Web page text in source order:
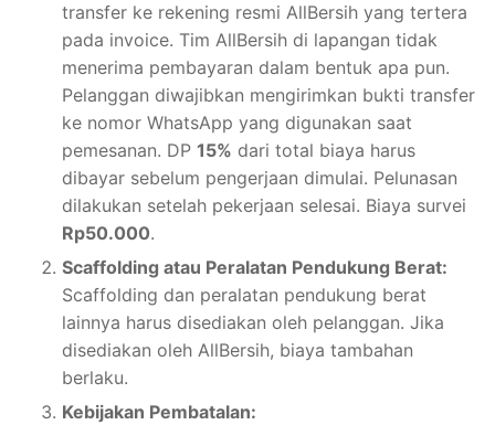
transfer ke rekening resmi AllBersih yang tertera
pada invoice. Tim AllBersih di lapangan tidak
menerima pembayaran dalam bentuk apa pun.
Pelanggan diwajibkan mengirimkan bukti transfer
ke nomor WhatsApp yang digunakan saat
pemesanan. DP 15% dari total biaya harus
dibayar sebelum pengerjaan dimulai. Pelunasan
dilakukan setelah pekerjaan selesai. Biaya survei
Rp50.000.
Scaffolding atau Peralatan Pendukung Berat:
Scaffolding dan peralatan pendukung berat
lainnya harus disediakan oleh pelanggan. Jika
disediakan oleh AllBersih, biaya tambahan
berlaku.
Kebijakan Pembatalan: